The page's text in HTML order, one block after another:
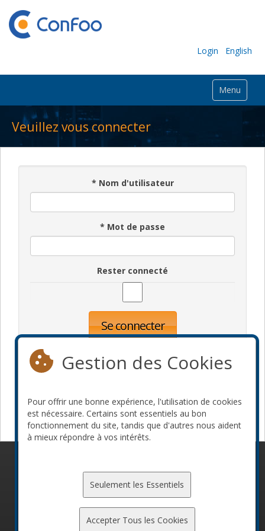
Login English
Menu
Veuillez vous connecter
* Nom d'utilisateur
* Mot de passe
Rester connecté
Se connecter
Devenir commanditaire
Gestion des Cookies
Pour offrir une bonne expérience, l'utilisation de cookies
est nécessaire. Certains sont essentiels au bon
fonctionnement du site, tandis que d'autres nous aident
à mieux répondre à vos intérêts.
Seulement les Essentiels
Accepter Tous les Cookies